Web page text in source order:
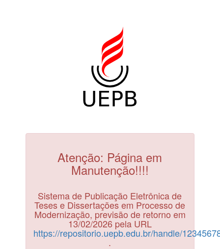
Atenção: Página em
Manutenção!!!!
Sistema de Publicação Eletrônica de
Teses e Dissertações em Processo de
Modernização, previsão de retorno em
13/02/2026 pela URL
https://repositorio.uepb.edu.br/handle/
.